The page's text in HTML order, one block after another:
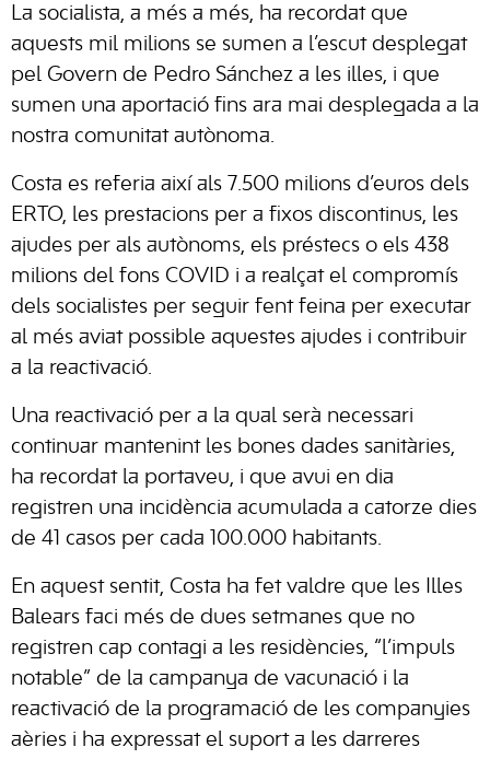
La socialista, a més a més, ha recordat que
aquests mil milions se sumen a l’escut desplegat
pel Govern de Pedro Sánchez a les illes, i que
sumen una aportació fins ara mai desplegada a la
nostra comunitat autònoma.
Costa es referia així als 7.500 milions d’euros dels
ERTO, les prestacions per a fixos discontinus, les
ajudes per als autònoms, els préstecs o els 438
milions del fons COVID i a realçat el compromís
dels socialistes per seguir fent feina per executar
al més aviat possible aquestes ajudes i contribuir
a la reactivació.
Una reactivació per a la qual serà necessari
continuar mantenint les bones dades sanitàries,
ha recordat la portaveu, i que avui en dia
registren una incidència acumulada a catorze dies
de 41 casos per cada 100.000 habitants.
En aquest sentit, Costa ha fet valdre que les Illes
Balears faci més de dues setmanes que no
registren cap contagi a les residències, “l’impuls
notable” de la campanya de vacunació i la
reactivació de la programació de les companyies
aèries i ha expressat el suport a les darreres